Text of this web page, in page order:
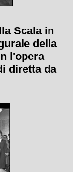
Scala in
della
l'opera
diretta da